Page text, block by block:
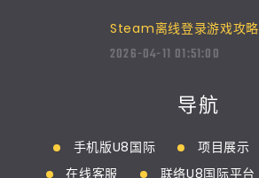
Steam离线登录游戏攻略
2026-04-11 01:51:00
导航
手机版U8国际 项目展示
在线客服
联络U8国际平台